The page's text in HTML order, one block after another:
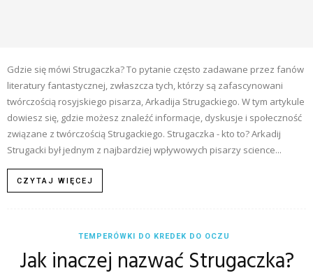
Gdzie się mówi Strugaczka? To pytanie często zadawane przez fanów
literatury fantastycznej, zwłaszcza tych, którzy są zafascynowani
twórczością rosyjskiego pisarza, Arkadija Strugackiego. W tym artykule
dowiesz się, gdzie możesz znaleźć informacje, dyskusje i społeczność
związane z twórczością Strugackiego. Strugaczka - kto to? Arkadij
Strugacki był jednym z najbardziej wpływowych pisarzy science...
CZYTAJ WIĘCEJ
TEMPERÓWKI DO KREDEK DO OCZU
Jak inaczej nazwać Strugaczka?